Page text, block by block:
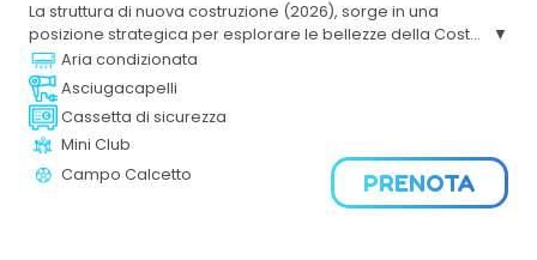
La struttura di nuova costruzione (2026), sorge in una
posizione strategica per esplorare le bellezze della Costa
degli Dei. Un posto dove il verde incontra l’azzurro, dove il
silenzio del mattino è accompagnato solo dal suono delle
foglie e dal canto del mare. Un rifugio sospeso tra terra
ed acqua, con linee morbide come dune e tratti chiari
coma la luce degli scogli.
Aria condizionata
Asciugacapelli
Cassetta di sicurezza
Mini Club
Campo Calcetto
PRENOTA